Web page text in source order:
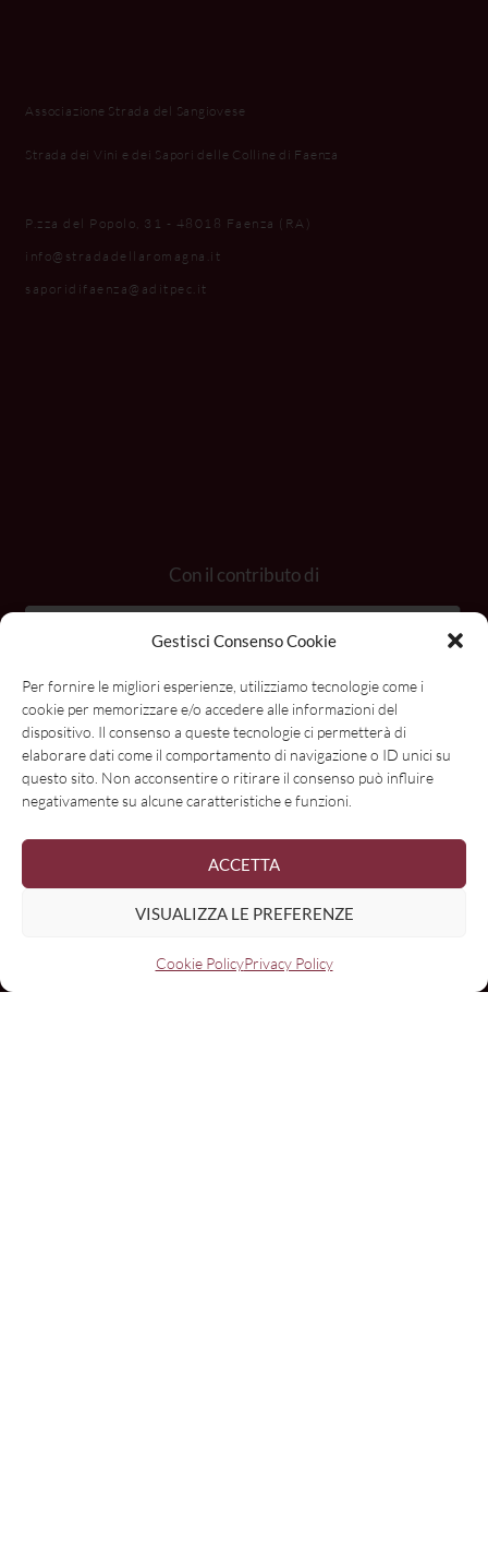
Gestisci Consenso Cookie
Per fornire le migliori esperienze, utilizziamo tecnologie come i
cookie per memorizzare e/o accedere alle informazioni del
dispositivo. Il consenso a queste tecnologie ci permetterà di
elaborare dati come il comportamento di navigazione o ID unici su
questo sito. Non acconsentire o ritirare il consenso può influire
negativamente su alcune caratteristiche e funzioni.
ACCETTA
VISUALIZZA LE PREFERENZE
Cookie PolicyPrivacy Policy
Associazione Strada del Sangiovese
Strada dei Vini e dei Sapori delle Colline di Faenza
P.zza del Popolo, 31 - 48018 Faenza (RA)
info@stradadellaromagna.it
saporidifaenza@aditpec.it
Con il contributo di